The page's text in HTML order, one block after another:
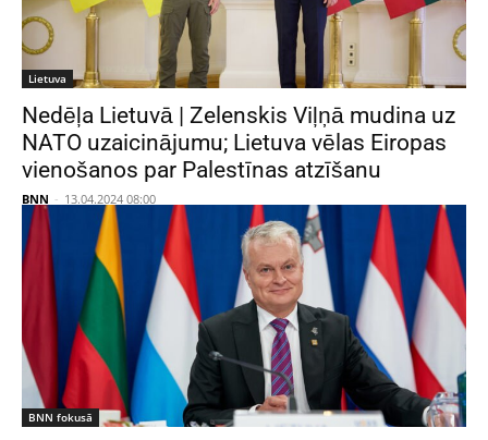
Lietuva
Nedēļa Lietuvā | Zelenskis Viļņā mudina uz
NATO uzaicinājumu; Lietuva vēlas Eiropas
vienošanos par Palestīnas atzīšanu
BNN - 13.04.2024 08:00
BNN fokusā